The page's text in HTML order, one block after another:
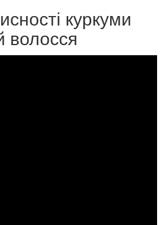
куркуми
волосся